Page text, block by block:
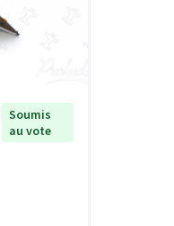
Soumis
au vote